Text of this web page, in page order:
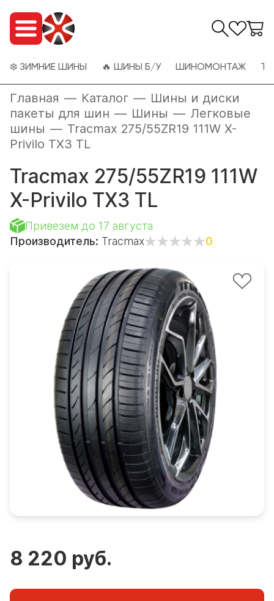
❄️ ЗИМНИЕ ШИНЫ 🔥 ШИНЫ Б/У ШИНОМОНТАЖ
Главная — Каталог — Шины и диски
пакеты для шин — Шины — Легковые
шины — Tracmax 275/55ZR19 111W X-
Privilo TX3 TL
Tracmax 275/55ZR19 111W
X-Privilo TX3 TL
Привезем до 17 августа
Производитель: Tracmax 0
8 220 руб.